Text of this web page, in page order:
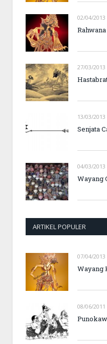
02/04/2013
27/03/2013
13/03/2013
Senjata
04/03/2013
Wayang
ARTIKEL POPULER
07/04/2013
Wayang
08/06/2011